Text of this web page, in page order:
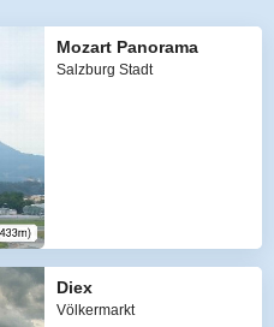
Mozart Panorama
Salzburg Stadt
Diex
Völkermarkt